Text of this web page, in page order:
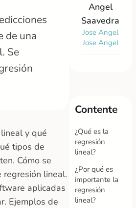
de una
Se
y qué
tipos de
Cómo se
regresión lineal.
aplicadas
Ejemplos de
Angel
Saavedra
Jose Angel
Jose Angel
Contente
¿Qué es la
regresión
lineal?
¿Por qué es
importante la
regresión
lineal?